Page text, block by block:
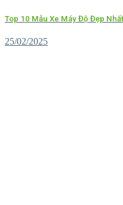
Top 10 Mẫu Xe Máy Độ Đẹp
25/02/2025